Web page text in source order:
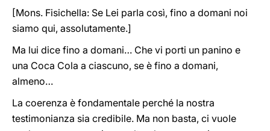
[Mons. Fisichella: Se Lei parla così, fino a domani noi
siamo qui, assolutamente.]
Ma lui dice fino a domani… Che vi porti un panino e
una Coca Cola a ciascuno, se è fino a domani,
almeno…
La coerenza è fondamentale perché la nostra
testimonianza sia credibile. Ma non basta, ci vuole